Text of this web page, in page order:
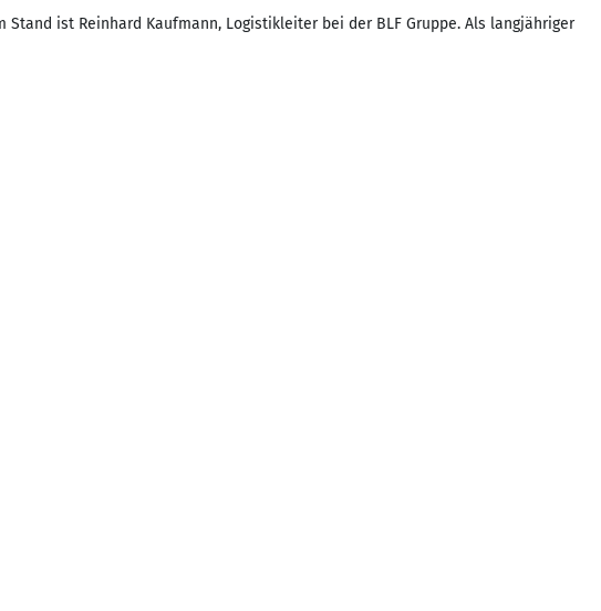
ist Reinhard Kaufmann, Logistikleiter bei der BLF Gruppe. Als langjähriger